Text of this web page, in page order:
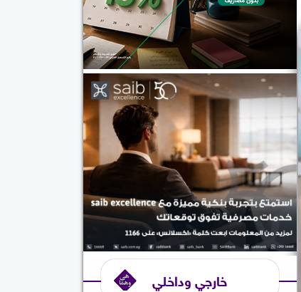
خارجي وداخلي